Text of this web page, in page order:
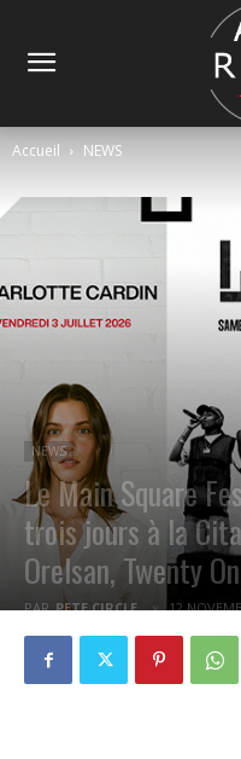
Accueil NEWS
NEWS
Le Main Square
trois jours à la
Orelsan, Twenty
PAR PETE CIRCLE 12